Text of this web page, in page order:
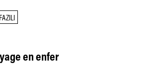
en enfer